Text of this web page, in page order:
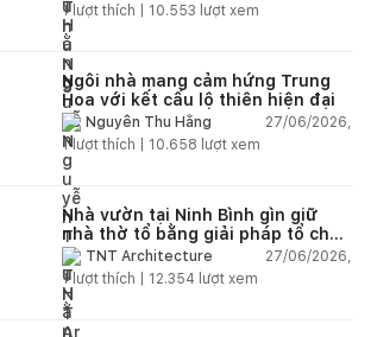
1lượt thích | 10.553 lượt xem
Ngôi nhà mang cảm hứng Trung
Hoa với kết cấu lộ thiên hiện đại
Nguyễn Thu Hằng
27/06/2026,
1lượt thích | 10.658 lượt xem
Nhà vườn tại Ninh Bình gìn giữ
nhà thờ tổ bằng giải pháp tổ chức
lại không gian
TNT Architecture
27/06/2026,
1lượt thích | 12.354 lượt xem